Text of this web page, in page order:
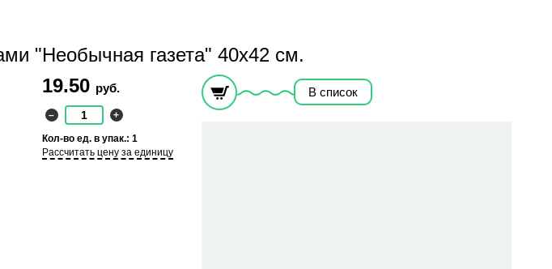
"Необычная газета" 40х42 см.
19.50 руб.
– +
Кол-во ед. в упак.: 1
Рассчитать цену за единицу
В список